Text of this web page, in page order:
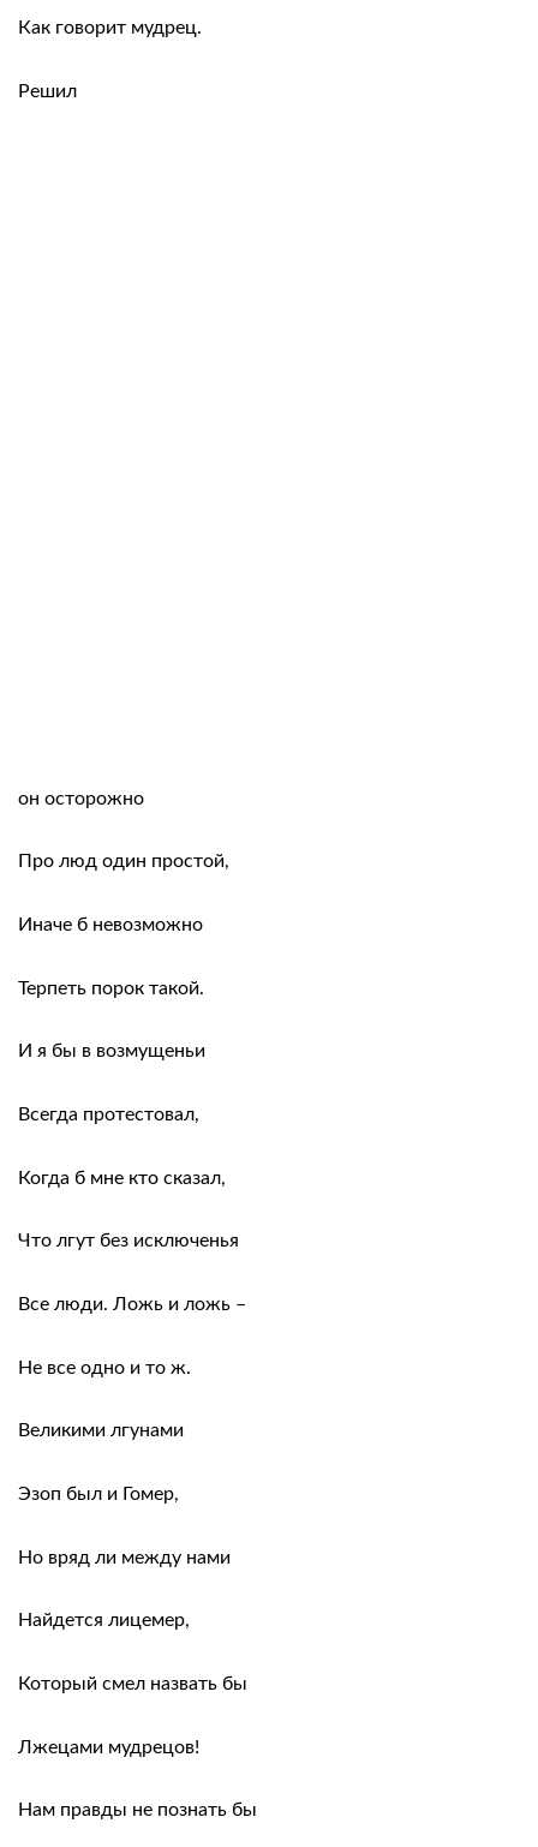
Как говорит мудрец.
Решил
он осторожно
Про люд один простой,
Иначе б невозможно
Терпеть порок такой.
И я бы в возмущеньи
Всегда протестовал,
Когда б мне кто сказал,
Что лгут без исключенья
Все люди. Ложь и ложь –
Не все одно и то ж.
Великими лгунами
Эзоп был и Гомер,
Но вряд ли между нами
Найдется лицемер,
Который смел назвать бы
Лжецами мудрецов!
Нам правды не познать бы